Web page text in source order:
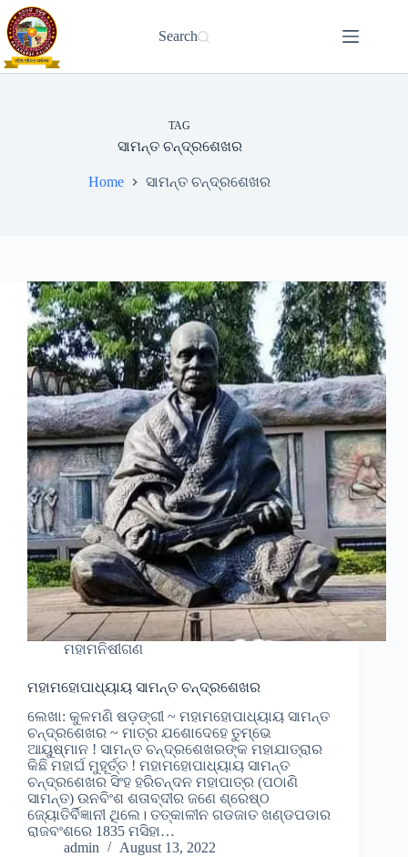
Skip
to
content
Search
TAG
ସାମନ୍ତ ଚନ୍ଦ୍ରଶେଖର
Home ସାମନ୍ତ ଚନ୍ଦ୍ରଶେଖର
ମହାମନିଷୀଗଣ
ମହାମହୋପାଧ୍ୟାୟ ସାମନ୍ତ ଚନ୍ଦ୍ରଶେଖର
ଲେଖା: କୁଳମଣି ଷଡ଼ଙ୍ଗୀ ~ ମହାମହୋପାଧ୍ୟାୟ ସାମନ୍ତ
ଚନ୍ଦ୍ରଶେଖର ~ ମାତ୍ର ଯଶୋଦେହେ ତୁମ୍ଭେ
ଆୟୁଷ୍ମାନ ! ସାମନ୍ତ ଚନ୍ଦ୍ରଶେଖରଙ୍କ ମହାଯାତ୍ରାର
କିଛି ମହାର୍ଘ ମୁହୂର୍ତ୍ତ ! ମହାମହୋପାଧ୍ୟାୟ ସାମନ୍ତ
ଚନ୍ଦ୍ରଶେଖର ସିଂହ ହରିଚନ୍ଦନ ମହାପାତ୍ର (ପଠାଣି
ସାମନ୍ତ) ଉନବିଂଶ ଶତାବ୍ଦୀର ଜଣେ ଶ୍ରେଷ୍ଠ
ଜ୍ୟୋତିର୍ବିଜ୍ଞାନୀ ଥିଲେ। ତତ୍କାଳୀନ ଗଡଜାତ ଖଣ୍ଡପଡାର
ରାଜବଂଶରେ 1835 ମସିହା…
admin
August 13, 2022